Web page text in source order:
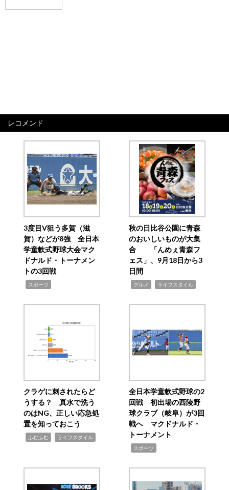
レコメンド
3度目V狙う多賀（滋
賀）などが8強 全日本
学童軟式野球大会マク
ドナルド・トーナメン
トの3回戦
スポーツ
秋の日比谷公園に青森
のおいしいものが大集
合 「んめぇ青森フ
ェス」、9月18日から3
日間
グルメ ライフスタイル
クラゲに刺されたらど
うする？ 真水で洗う
のはNG、正しい応急処
置を知っておこう
ふむふむ ライフスタイル
全日本学童軟式野球の2
回戦 初出場の西陵野
球クラブ（岐阜）が3回
戦へ マクドナルド・
トーナメント
スポーツ